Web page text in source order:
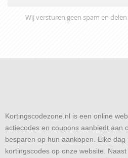
Wij versturen geen spam en
Kortingscodezone.nl is een online
actiecodes en coupons aanbiedt aan
besparen op hun aankopen. Elke
kortingscodes op onze website.